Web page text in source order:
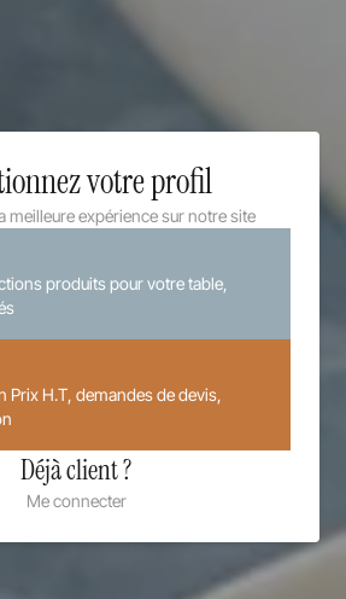
votre profil
meilleure expérience sur notre site
produits pour votre table,
Prix H.T, demandes de devis,
Déjà client ?
Me connecter